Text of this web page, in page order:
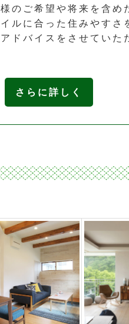
のご希望や将来を含め
ルに合った住みやすさ
ドバイスをさせていた
さらに詳しく